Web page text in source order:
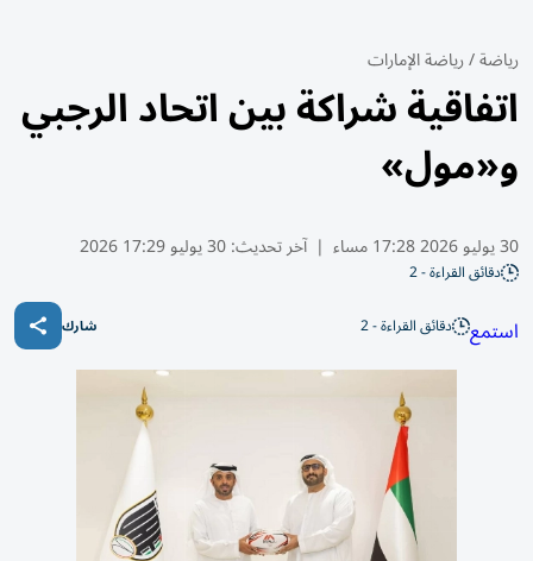
رياضة/رياضة الإمارات
اتفاقية شراكة بين اتحاد الرجبي
و«مول»
30 يوليو 2026 17:28 مساء | آخر تحديث:30 يوليو 17:29 2026
دقائق القراءة - 2
استمع دقائق القراءة - 2 شارك